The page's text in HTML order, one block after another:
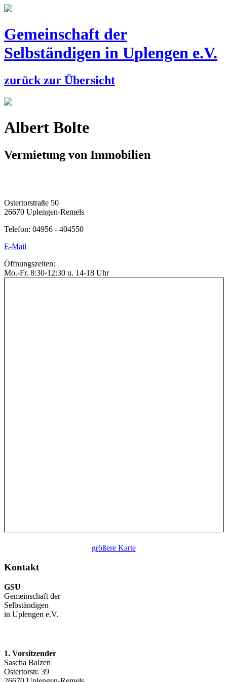
Gemeinschaft der
Selbständigen in Uplengen e.V.
zurück zur Übersicht
Albert Bolte
Vermietung von Immobilien
Ostertorstraße 50
26670 Uplengen-Remels
Telefon: 04956 - 404550
E-Mail
Öffnungszeiten:
Mo.-Fr. 8:30-12:30 u. 14-18 Uhr
größere Karte
Kontakt
GSU
Gemeinschaft der
Selbständigen
in Uplengen e.V.
1. Vorsitzender
Sascha Balzen
Ostertorstr. 39